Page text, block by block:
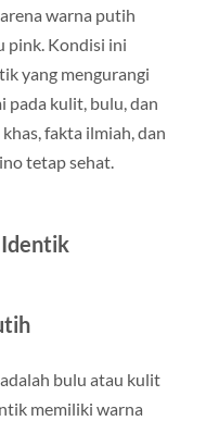
warna putih
pink. Kondisi ini
yang mengurangi
pada kulit, bulu, dan
fakta ilmiah, dan
tetap sehat.
bulu atau kulit
memiliki warna